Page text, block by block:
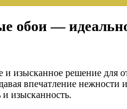
обои —
и изысканное решение для
впечатление
изысканность.